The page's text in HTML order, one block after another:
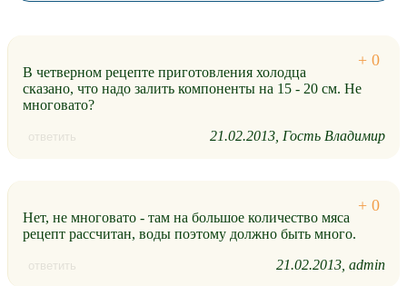
В четверном рецепте приготовления холодца
сказано, что надо залить компоненты на 15 - 20 см. Не
многовато?
ответить 21.02.2013 Гость Владимир
Нет, не многовато - там на большое количество мяса
рецепт рассчитан, воды поэтому должно быть много.
ответить 21.02.2013 admin